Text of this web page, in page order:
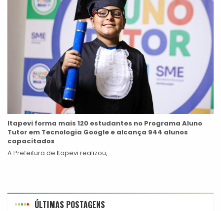
Itapevi forma mais 120 estudantes no Programa Aluno
Tutor em Tecnologia Google e alcança 944 alunos
capacitados
A Prefeitura de Itapevi realizou,
ÚLTIMAS POSTAGENS